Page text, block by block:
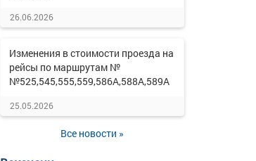
26.06.2026
Изменения в стоимости проезда на
рейсы по маршрутам №
№525,545,555,559,586А,588А,589А
25.05.2026
Все новости »